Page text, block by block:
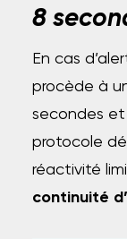
8
En cas
procède à
secondes
protocole
réactivité
continuité